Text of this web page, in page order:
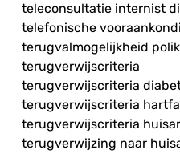
teleconsultatie internist
telefonische
terugvalmogelijkheid
terugverwijscriteria
terugverwijscriteria
terugverwijscriteria
terugverwijscriteria
terugverwijzing naar